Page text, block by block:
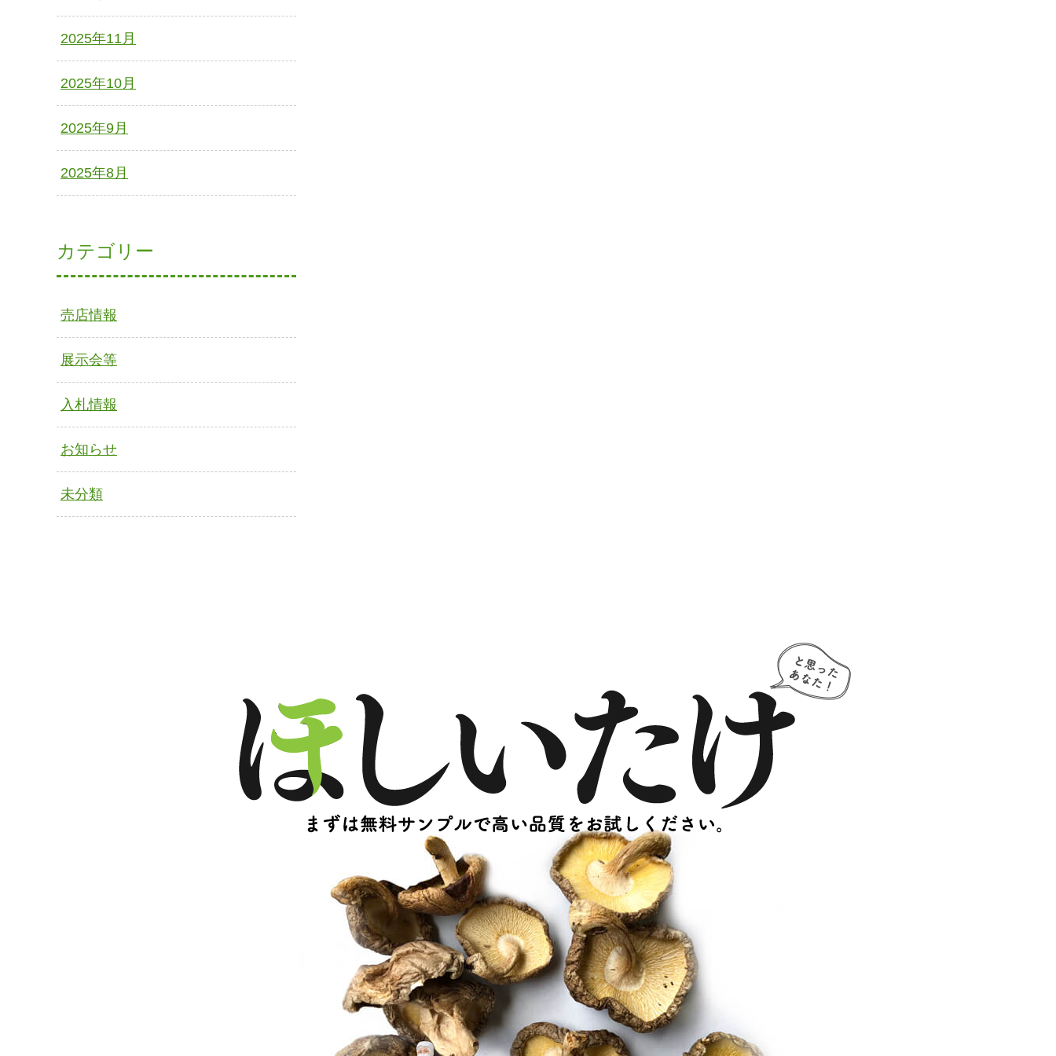
2025年11月
2025年10月
2025年9月
2025年8月
カテゴリー
売店情報
展示会等
入札情報
お知らせ
未分類